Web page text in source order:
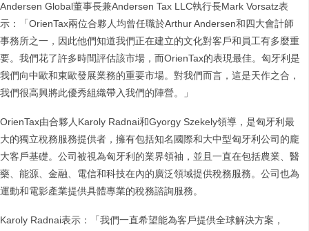
Andersen Global董事長兼Andersen Tax LLC執行長Mark Vorsatz表
示：「OrienTax兩位合夥人均曾任職於Arthur Andersen和四大會計師
事務所之一，因此他們知道我們正在建立的文化對客戶和員工有多麼重
要。我們花了許多時間評估該市場，而OrienTax的表現最佳。匈牙利是
我們向中歐和東歐發展業務的重要市場。對我們而言，這是天作之合，
我們很高興將此優秀組織帶入我們的陣營。」
OrienTax由合夥人Karoly Radnai和Gyorgy Szekely領導，是匈牙利最
大的獨立稅務服務提供者，擁有包括知名國際和大中型匈牙利公司的龐
大客戶基礎。公司被視為匈牙利的業界領袖，並且一直在包括農業、醫
藥、能源、金融、電信和科技在內的廣泛領域提供稅務服務。公司也為
運動和電影產業提供具體專業的稅務諮詢服務。
Karoly Radnai表示：「我們一直希望能為客戶提供全球解決方案，